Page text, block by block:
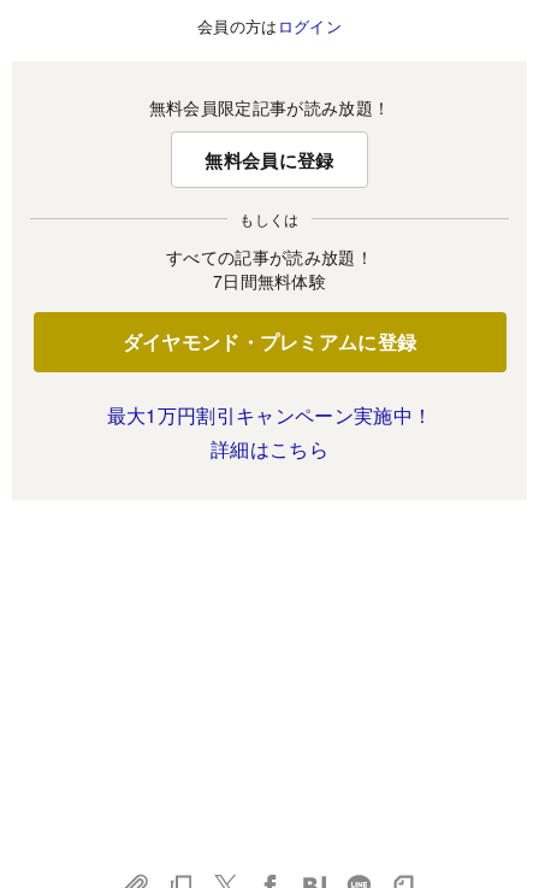
会員の方は ログイン
無料会員限定記事が読み放題！
無料会員に登録
もしくは
すべての記事が読み放題！
7日間無料体験
ダイヤモンド・プレミアムに登録
最大1万円割引キャンペーン実施中！
詳細はこちら